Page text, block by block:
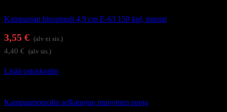
Kampaajan hiuspinnit 4,9 cm E-63 150 kpl, mustat
3,55 € (alv ei sis.)
4,40 € (alv sis.)
Lisää ostoskoriin
Kampaamotuolin selkänojan muovinen suoja